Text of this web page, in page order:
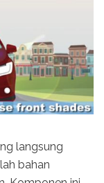
langsung
bahan